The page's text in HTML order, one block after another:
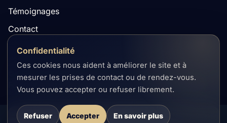
Témoignages
Contact
© Cabinet d'Hypnothérapie Patrick Tissot · Crissier, Suisse
Formulaire de contact
Mentions légales
Confidentialité
Ces cookies nous aident à améliorer le site et à
mesurer les prises de contact ou de rendez-vous.
Vous pouvez accepter ou refuser librement.
Refuser Accepter En savoir plus